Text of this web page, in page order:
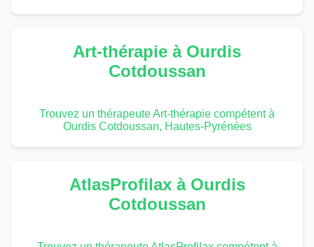
Art-thérapie à Ourdis
Cotdoussan
Trouvez un thérapeute Art-thérapie compétent à
Ourdis Cotdoussan, Hautes-Pyrénées
AtlasProfilax à Ourdis
Cotdoussan